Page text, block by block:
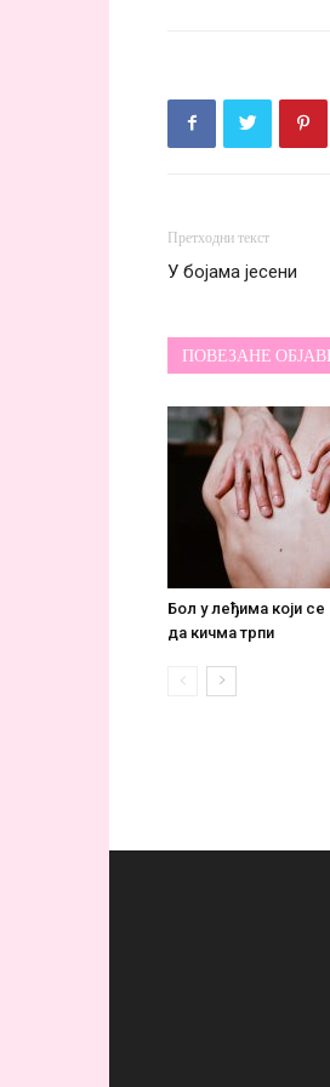
Претходни текст
У бојама јесени
ПОВЕЗАНЕ
Бол у леђима који
да кичма трпи